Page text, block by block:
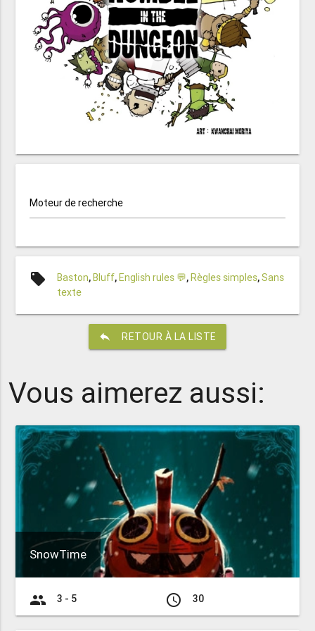
Moteur de recherche
local_offer Baston,Bluff,English rules 💬,Règles simples,Sans
texte
reply RETOUR À LA LISTE
Vous aimerez aussi:
SnowTime
group 3 - 5 access_time 30